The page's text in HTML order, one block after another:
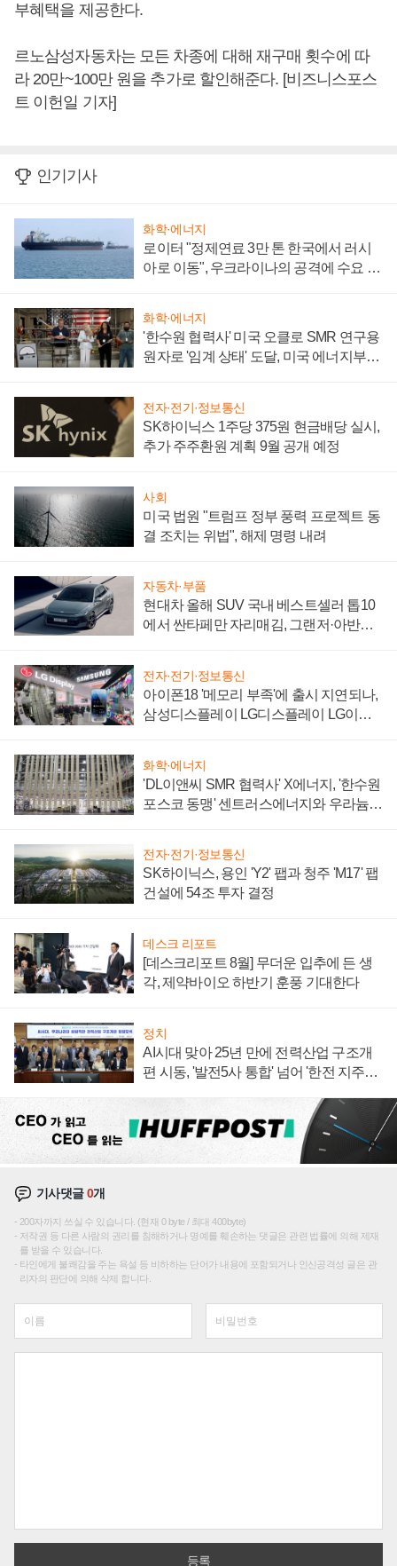
부혜택을 제공한다.
르노삼성자동차는 모든 차종에 대해 재구매 횟수에 따
라 20만~100만 원을 추가로 할인해준다. [비즈니스포스
트 이헌일 기자]
인기기사
화학·에너지
로이터 "정제연료 3만 톤 한국에서 러시
아로 이동", 우크라이나의 공격에 수요 늘
화학·에너지
'한수원 협력사' 미국 오클로 SMR 연구용
원자로 '임계 상태' 도달, 미국 에너지부
전자·전기·정보통신
SK하이닉스 1주당 375원 현금배당 실시,
추가 주주환원 계획 9월 공개 예정
사회
미국 법원 "트럼프 정부 풍력 프로젝트 동
결 조치는 위법", 해제 명령 내려
자동차·부품
현대차 올해 SUV 국내 베스트셀러 톱10
에서 싼타페만 자리매김, 그랜저·아반떼
전자·전기·정보통신
아이폰18 '메모리 부족'에 출시 지연되나,
삼성디스플레이 LG디스플레이 LG이노
화학·에너지
'DL이앤씨 SMR 협력사' X에너지, '한수원
포스코 동맹' 센트러스에너지와 우라늄
전자·전기·정보통신
SK하이닉스, 용인 'Y2' 팹과 청주 'M17' 팹
건설에 54조 투자 결정
데스크 리포트
[데스크리포트 8월] 무더운 입추에 든 생
각, 제약바이오 하반기 훈풍 기대한다
정치
AI시대 맞아 25년 만에 전력산업 구조개
편 시동, '발전5사 통합' 넘어 '한전 지주사'
기사댓글0개
200자까지 쓰실 수 있습니다. (현재 0 byte / 최대 400byte)
저작권 등 다른 사람의 권리를 침해하거나 명예를 훼손하는 댓글은 관련 법률에 의해 제재
를 받을 수 있습니다.
타인에게 불쾌감을 주는 욕설 등 비하하는 단어가 내용에 포함되거나 인신공격성 글은 관
리자의 판단에 의해 삭제 합니다.